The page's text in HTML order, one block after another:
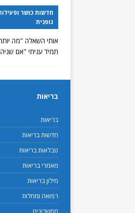
חדשות כושר
גופנית
22 ביוני 2016
אותי השאלה "מה
תמיד עניתי "אם
בריאות
בריאות
חדשות בריאות
טבלאות בריאות
מאמרי בריאות
מילון בריאות
רפואה ומחלות
מחשבונים